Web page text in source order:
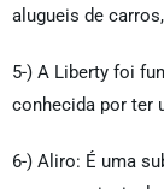
alugueis de
5-) A Liberty foi
conhecida por ter
6-) Aliro: É uma